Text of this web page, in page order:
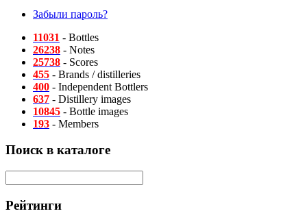
Забыли пароль?
11031 - Bottles
26238 - Notes
25738 - Scores
455 - Brands / distilleries
400 - Independent Bottlers
637 - Distillery images
10845 - Bottle images
193 - Members
Поиск в каталоге
Рейтинги